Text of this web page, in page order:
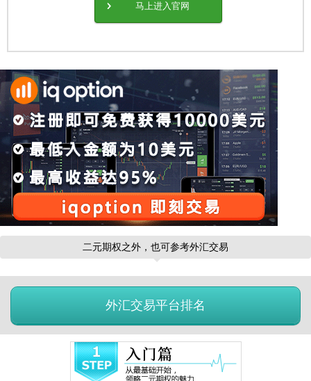
马上进入官网
二元期权之外，也可参考外汇交易
外汇交易平台排名